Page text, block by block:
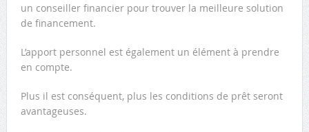
un conseiller financier pour trouver la meilleure solution
de financement.
L’apport personnel est également un élément à prendre
en compte.
Plus il est conséquent, plus les conditions de prêt seront
avantageuses.